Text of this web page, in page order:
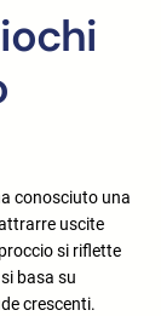
conosciuto una
uscite
si riflette
basa su
crescenti.